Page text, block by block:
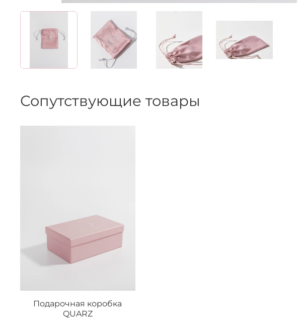
Сопутствующие товары
Подарочная коробка
QUARZ